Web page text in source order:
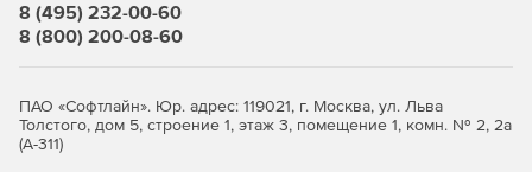
Особенности ManageEngine ADAudit Plus:
требованиям. Постоянный мониторинг каталога Active
Directory с возможностью создания среды,
8 (495) 232-00-60
8 (800) 200-08-60
ПАО «Софтлайн». Юр. адрес: 119021, г. Москва, ул. Льва
Толстого, дом 5, строение 1, этаж 3, помещение 1, комн. № 2, 2а
(А-311)